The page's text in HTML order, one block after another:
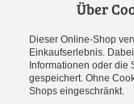
Über
Dieser Online-Shop
Einkaufserlebnis.
Informationen oder die
gespeichert. Ohne
Shops eingeschränkt.